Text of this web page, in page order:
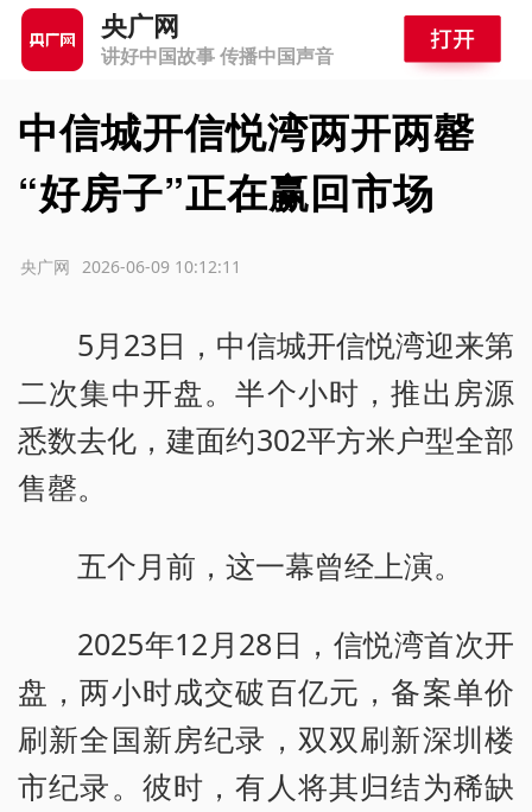
央广网
讲好中国故事 传播中国声音
中信城开信悦湾两开两罄
“好房子”正在赢回市场
2026-06-09 10:12:11
央广网
5月23日，中信城开信悦湾迎来第
二次集中开盘。半个小时，推出房源
悉数去化，建面约302平方米户型全部
售罄。
五个月前，这一幕曾经上演。
2025年12月28日，信悦湾首次开
盘，两小时成交破百亿元，备案单价
刷新全国新房纪录，双双刷新深圳楼
市纪录。彼时，有人将其归结为稀缺